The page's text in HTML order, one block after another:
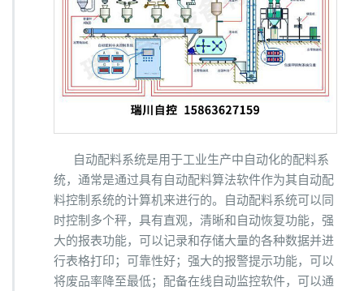
系
统
自动配料系统是用于工业生产中自动化的配料系
统，通常是通过具有自动配料算法软件作为其自动配
料控制系统的计算机来进行的。自动配料系统可以同
时控制多个秤，具有直观，清晰和自动恢复功能，强
大的报表功能，可以记录和存储大量的各种数据并进
行表格打印；可靠性好；强大的报警提示功能，可以
将废品率降至最低；配备在线自动监控软件，可以通